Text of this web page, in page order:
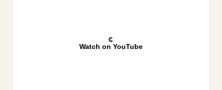
Watch on YouTube